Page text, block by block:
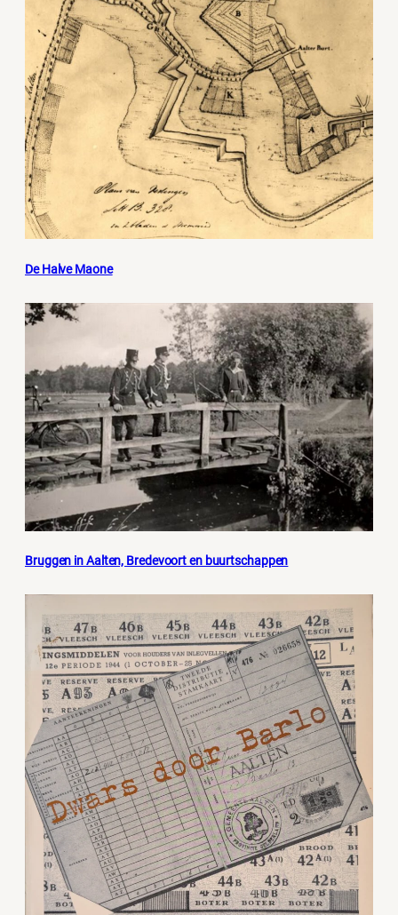
De Halve Maone
Bruggen in Aalten, Bredevoort en buurtschappen